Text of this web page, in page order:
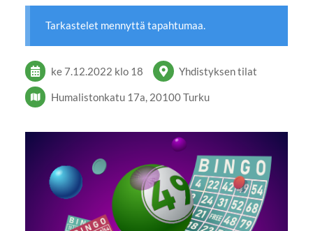
Tarkastelet mennyttä tapahtumaa.
ke 7.12.2022 klo 18 Yhdistyksen tilat
Humalistonkatu 17a, 20100 Turku